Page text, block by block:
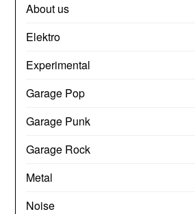
About us
Elektro
Experimental
Garage Pop
Garage Punk
Garage Rock
Metal
Noise